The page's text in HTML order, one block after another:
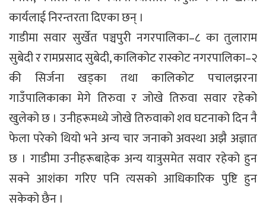
कार्यलाई निरन्तरता दिएका छन् ।
गाडीमा सवार सुर्खेत पञ्चपुरी नगरपालिका–८ का तुलाराम
सुबेदी र रामप्रसाद सुबेदी, कालिकोट रास्कोट नगरपालिका–२
की सिर्जना खड्का तथा कालिकोट पचालझरना
गाउँपालिकाका मेगे तिरुवा र जोखे तिरुवा सवार रहेको
खुलेको छ । उनीहरूमध्ये जोखे तिरुवाको शव घटनाको दिन नै
फेला परेको थियो भने अन्य चार जनाको अवस्था अझै अज्ञात
छ । गाडीमा उनीहरूबाहेक अन्य यात्रुसमेत सवार रहेको हुन
सक्ने आशंका गरिए पनि त्यसको आधिकारिक पुष्टि हुन
सकेको छैन ।